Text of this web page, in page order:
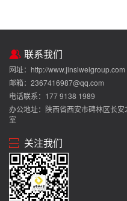
联系我们
网址：http://www.jinsiweigroup.com
邮箱：2367416987@qq.com
电话联系：177 9138 1989
办公地址：陕西省西安市碑林区长
室
关注我们